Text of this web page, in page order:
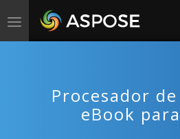
Toggle
Procesador
eBook